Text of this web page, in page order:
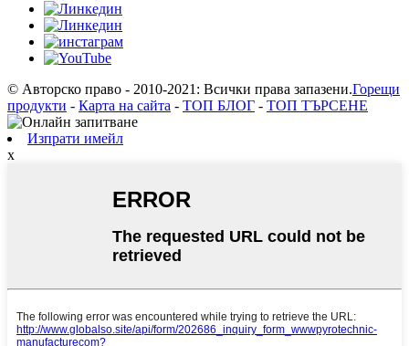
© Авторско право - 2010-2021: Всички права запазени.Горещи
продукти - Карта на сайта - ТОП БЛОГ - ТОП ТЪРСЕНЕ
Изпрати имейл
x